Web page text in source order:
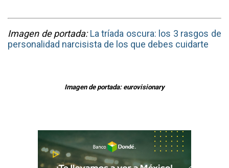
Imagen de portada:La tríada oscura: los 3 rasgos de
personalidad narcisista de los que debes cuidarte
Imagen de portada: eurovisionary